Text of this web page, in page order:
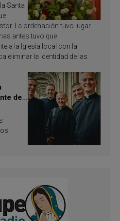
Santa
La ordenación tuvo lugar
antes tuvo que
a la Iglesia local con la
eliminar la identidad de las
de